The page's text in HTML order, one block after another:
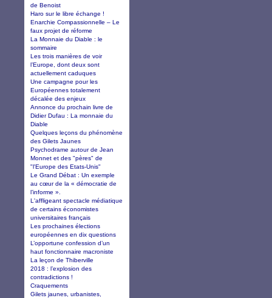
de Benoist
Haro sur le libre échange !
Enarchie Compassionnelle – Le
faux projet de réforme
La Monnaie du Diable : le
sommaire
Les trois manières de voir
l’Europe, dont deux sont
actuellement caduques
Une campagne pour les
Européennes totalement
décalée des enjeux
Annonce du prochain livre de
Didier Dufau : La monnaie du
Diable
Quelques leçons du phénomène
des Gilets Jaunes
Psychodrame autour de Jean
Monnet et des "pères" de
"l'Europe des Etats-Unis"
Le Grand Débat : Un exemple
au cœur de la « démocratie de
l’informe ».
L'affligeant spectacle médiatique
de certains économistes
universitaires français
Les prochaines élections
européennes en dix questions
L’opportune confession d’un
haut fonctionnaire macroniste
La leçon de Thiberville
2018 : l’explosion des
contradictions !
Craquements
Gilets jaunes, urbanistes,